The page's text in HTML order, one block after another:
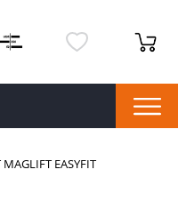
EASYFIT